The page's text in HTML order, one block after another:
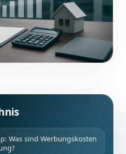
Was sind Werbungskosten